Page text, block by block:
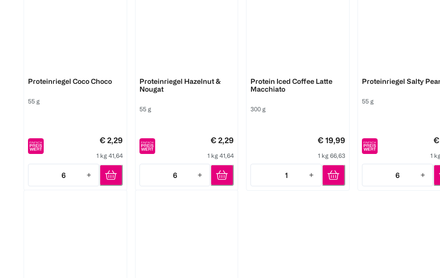
Proteinriegel Coco Choco
55 g
€ 2,29
1 kg 41,64
6
Quantity: 6
Proteinriegel Hazelnut &
Nougat
55 g
€ 2,29
1 kg 41,64
6
Quantity: 6
Protein Iced Coffee Latte
Macchiato
300 g
€ 19,99
1 kg 66,63
1
Quantity: 1
Proteinriegel Salty
55 g
€
1
6
Quantity: 6